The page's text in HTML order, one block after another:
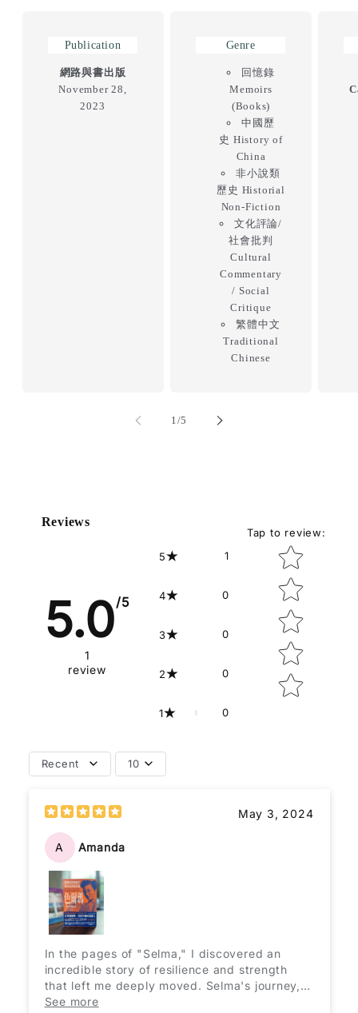
Publication
網路與書出版
November 28,
2023
Genre
回憶錄
Memoirs
(Books)
中國歷
史 History of
China
非小說類
歷史 Historial
Non-Fiction
文化評論/
社會批判
Cultural
Commentary
/ Social
Critique
繁體中文
Traditional
Chinese
1 /of
5
Reviews
5.0/5
1
review
5 1
4 0
3 0
2 0
1 0
Tap to review:
Star rating
How do you like this item?
Recent 10
May 3, 2024
A Amanda
In the pages of "Selma," I discovered an
incredible story of resilience and strength
that left me deeply moved. Selma's journey,
surviving the horrors of both Hitler's and
See more